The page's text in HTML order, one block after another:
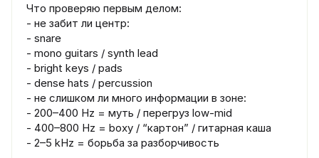
Что проверяю первым делом:
- не забит ли центр:
- snare
- mono guitars / synth lead
- bright keys / pads
- dense hats / percussion
- не слишком ли много информации в зоне:
- 200–400 Hz = муть / перегруз low-mid
- 400–800 Hz = boxy / “картон” / гитарная каша
- 2–5 kHz = борьба за разборчивость